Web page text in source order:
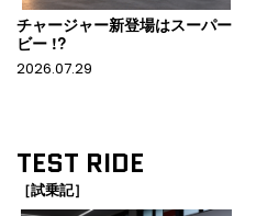
チャージャー新登場はスーパー
ビー !?
2026.07.29
TEST RIDE
［試乗記］